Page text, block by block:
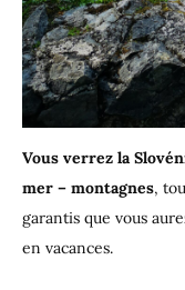
Vous verrez la
mer – montagnes,
garantis que vous
en vacances.